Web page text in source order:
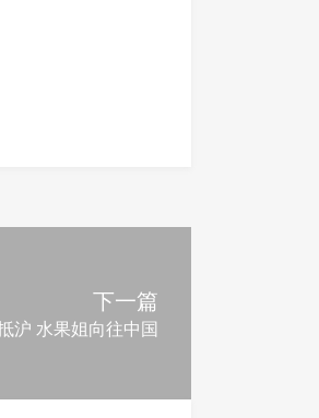
下一篇
沪 水果姐向往中国